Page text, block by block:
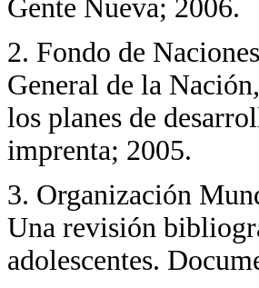
Gente Nueva; 2006.
2. Fondo de
General de la
los planes de
imprenta; 2005.
3. Organización
Una revisión
adolescentes.